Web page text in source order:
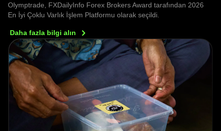
Olymptrade, FXDailyInfo Forex Brokers Award tarafından 2026
En İyi Çoklu Varlık İşlem Platformu olarak seçildi.
Daha fazla bilgi alın